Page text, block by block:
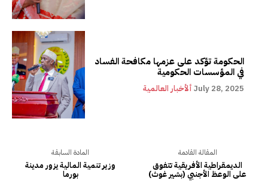
الحكومة تؤكد على عزمها مكافحة الفساد
في المؤسسات الحكومية
ألأخبار العالمية July 28, 2025
المادة السابقة
وزير تنمية المالية يزور مدينة
بورما
المقالة القادمة
الديمقراطية الأفريقية تتفوق
على الوعظ الأجنبي (بشير غوث)